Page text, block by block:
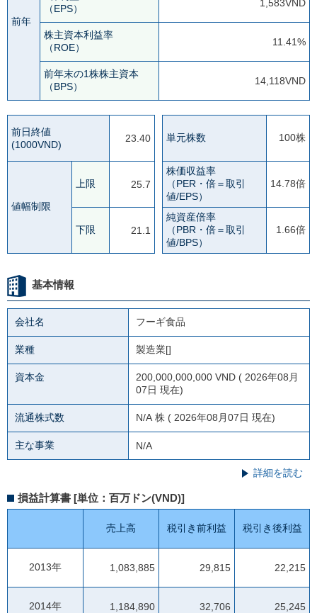
前年
（EPS）
1,583VND
株主資本利益率
（ROE）
11.41%
前年末の1株株主資本
（BPS）
14,118VND
前日終値
(1000VND)
23.40
値幅制限
上限 25.7
下限 21.1
単元株数 100株
株価収益率
（PER・倍＝取引
値/EPS）
14.78倍
純資産倍率
（PBR・倍＝取引
値/BPS）
1.66倍
基本情報
会社名 フーギ食品
業種 製造業[]
資本金
200,000,000,000 VND ( 2026年08月
07日 現在)
流通株式数 N/A 株 ( 2026年08月07日 現在)
主な事業 N/A
詳細を読む
損益計算書 [単位：百万ドン(VND)]
売上高 税引き前利益 税引き後利益
2013年 1,083,885 29,815 22,215
2014年 1,184,890 32,706 25,245